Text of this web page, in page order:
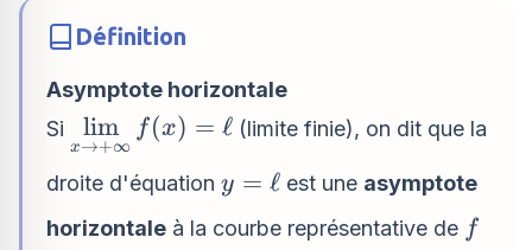
Définition
Asymptote horizontale
Si
\displaystyle\lim_{x
\to +\infty} f(x) =
\ell
x→+∞
lim f (x) = ℓ (limite finie), on dit que la
droite d'équation y
\ell
y = ℓest une asymptote
horizontale à la courbe représentative de ff